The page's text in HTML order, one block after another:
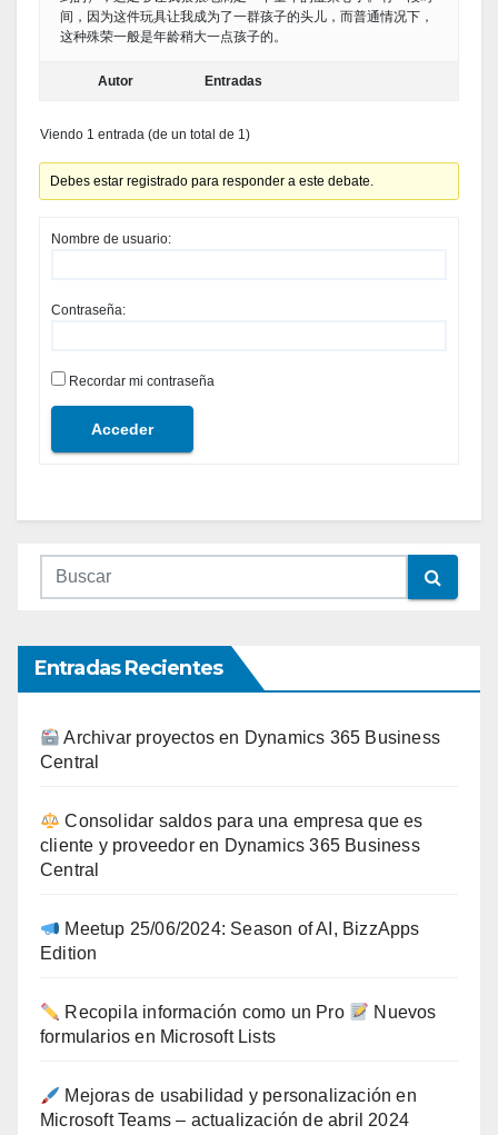
间，因为这件玩具让我成为了一群孩子的头儿，而普通情况下，
这种殊荣一般是年龄稍大一点孩子的。
Autor Entradas
Viendo 1 entrada (de un total de 1)
Debes estar registrado para responder a este debate.
Nombre de usuario:
Contraseña:
Recordar mi contraseña
Acceder
Entradas Recientes
Archivar proyectos en Dynamics 365 Business
Central
Consolidar saldos para una empresa que es
cliente y proveedor en Dynamics 365 Business
Central
Meetup 25/06/2024: Season of AI, BizzApps
Edition
Recopila información como un Pro
Nuevos
formularios en Microsoft Lists
Mejoras de usabilidad y personalización en
Microsoft Teams – actualización de abril 2024